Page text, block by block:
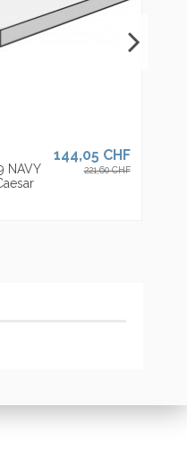
NAVY
144,05 CHF
221,60 CHF